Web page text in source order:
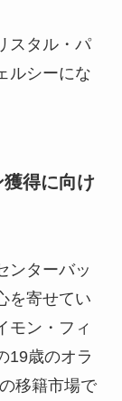
スタル・パ
ルシーにな
得に向け
ンターバッ
を寄せてい
モン・フィ
19歳のオラ
移籍市場で